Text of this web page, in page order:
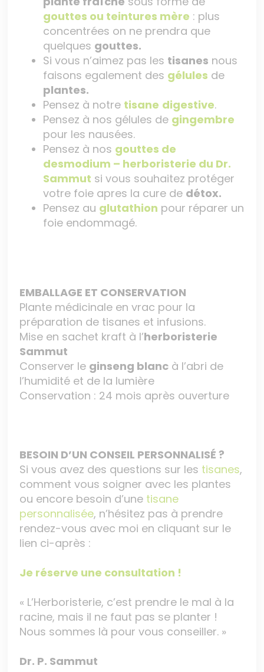
gouttes ou teintures mère : plus
concentrées on ne prendra que
quelques gouttes.
Si vous n’aimez pas les tisanes nous
faisons egalement des gélules de
plantes.
Pensez à notre tisane digestive.
Pensez à nos gélules de gingembre
pour les nausées.
Pensez à nos gouttes de
desmodium – herboristerie du Dr.
Sammut si vous souhaitez protéger
votre foie apres la cure de détox.
Pensez au glutathion pour réparer un
foie endommagé.
EMBALLAGE ET CONSERVATION
Plante médicinale en vrac pour la
préparation de tisanes et infusions.
Mise en sachet kraft à l’herboristerie
Sammut
Conserver le ginseng blanc à l’abri de
l’humidité et de la lumière
Conservation : 24 mois après ouverture
BESOIN D’UN CONSEIL PERSONNALISÉ ?
Si vous avez des questions sur les tisanes,
comment vous soigner avec les plantes
ou encore besoin d’une tisane
personnalisée, n’hésitez pas à prendre
rendez-vous avec moi en cliquant sur le
lien ci-après :
Je réserve une consultation !
« L’Herboristerie, c’est prendre le mal à la
racine, mais il ne faut pas se planter !
Nous sommes là pour vous conseiller. »
Dr. P. Sammut